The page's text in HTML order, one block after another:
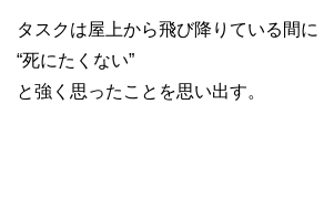
タスクは屋上から飛び降りている間に
“死にたくない”
と強く思ったことを思い出す。